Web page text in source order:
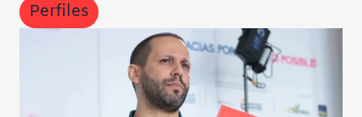
Perfiles